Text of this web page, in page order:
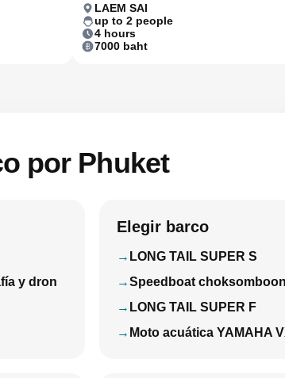
LAEM SAI
up to 2 people
4 hours
7000 baht
por Phuket
y dron
Elegir barco
LONG TAIL SUPER S
Speedboat choksomboon
LONG TAIL SUPER F
Moto acuática YAMAHA